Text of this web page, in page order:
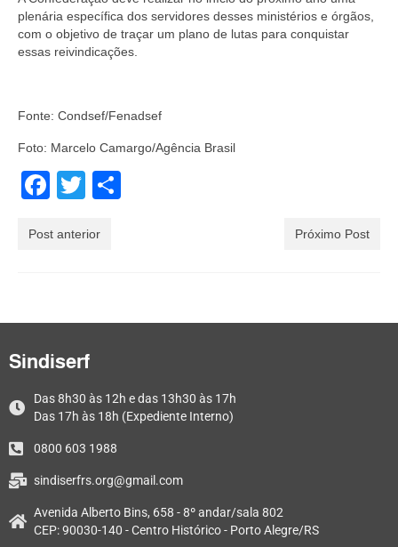
plenária específica dos servidores desses ministérios e órgãos,
com o objetivo de traçar um plano de lutas para conquistar
essas reivindicações.
Fonte: Condsef/Fenadsef
Foto: Marcelo Camargo/Agência Brasil
Facebook
Twitter
Post anterior Próximo Post
Sindiserf
Das 8h30 às 12h e das 13h30 às 17h
Das 17h às 18h (Expediente Interno)
0800 603 1988
sindiserfrs.org@gmail.com
Avenida Alberto Bins, 658 - 8º andar/sala 802
CEP: 90030-140 - Centro Histórico - Porto Alegre/RS